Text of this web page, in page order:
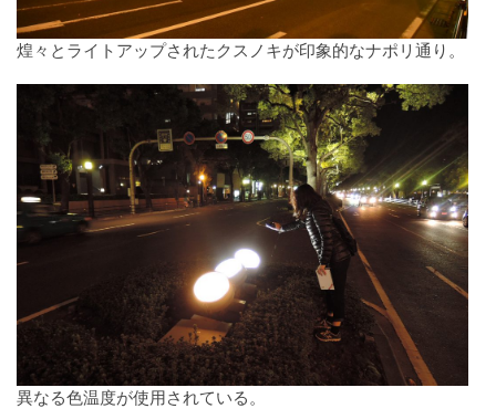
煌々とライトアップされたクスノキが印象的なナポリ通り。
異なる色温度が使用されている。